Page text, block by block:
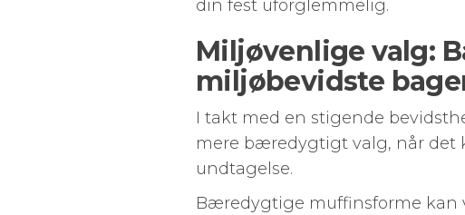
din fest uforglemmelig.
Miljøvenlige valg:
miljøbevidste
I takt med en stigende
mere bæredygtigt valg, når det
undtagelse.
Bæredygtige muffinsforme kan